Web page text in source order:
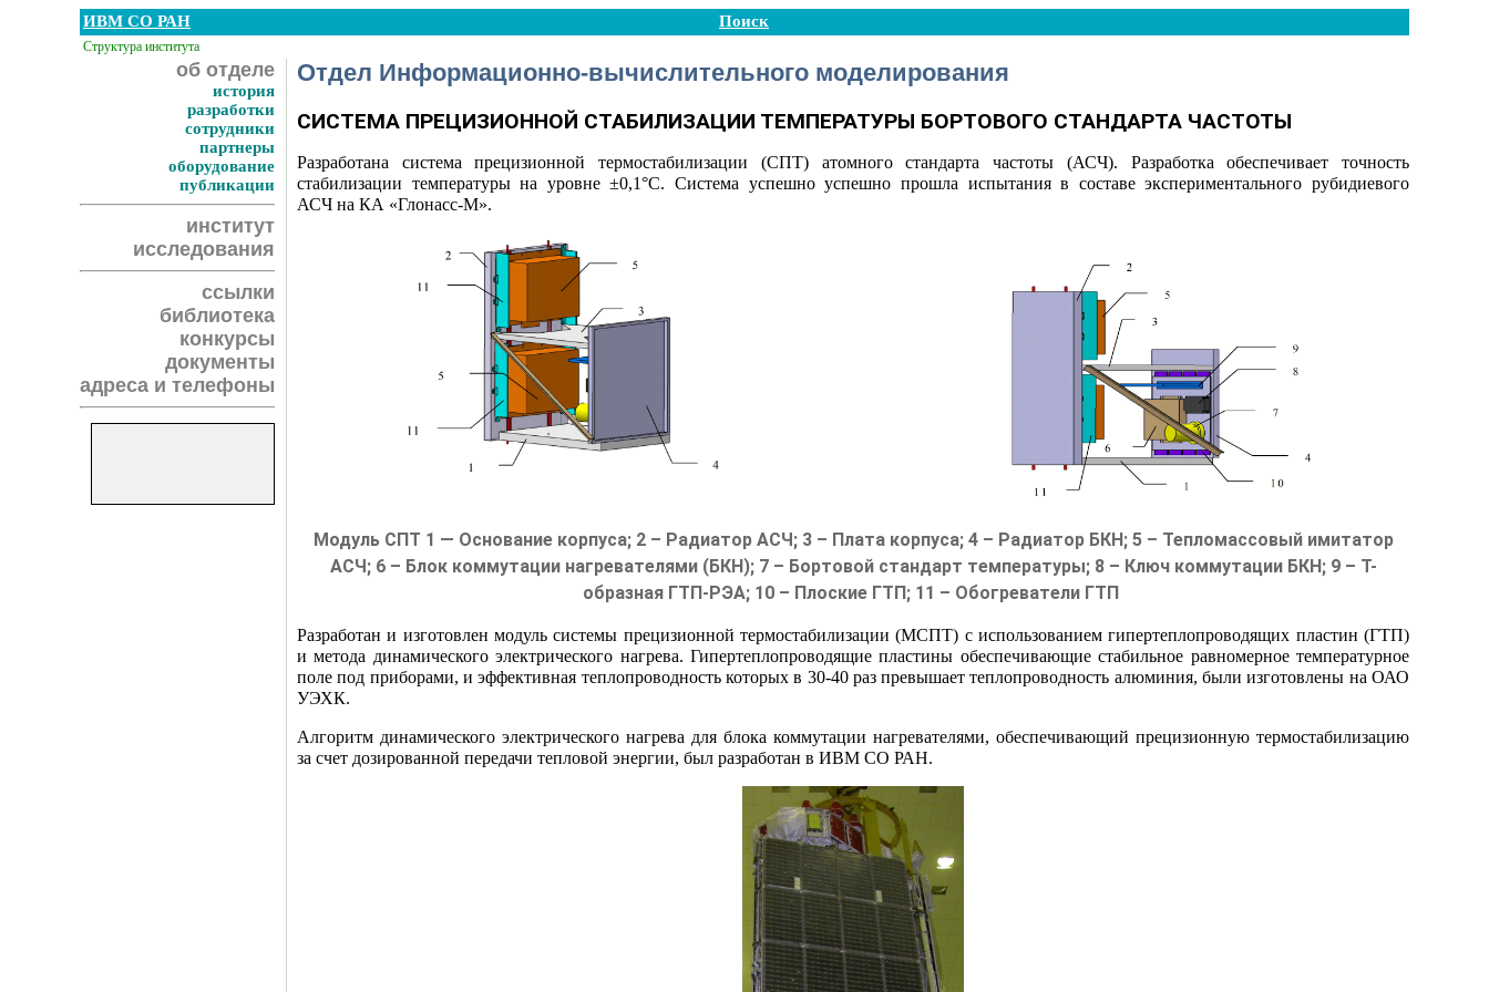
ИВМ СО РАН Поиск
Структура института
об отделе
история
разработки
сотрудники
партнеры
оборудование
публикации
институт
исследования
ссылки
библиотека
конкурсы
документы
адреса и телефоны
Отдел Информационно-вычислительного моделирования
СИСТЕМА ПРЕЦИЗИОННОЙ СТАБИЛИЗАЦИИ ТЕМПЕРАТУРЫ БОРТОВОГО СТАНДАРТА ЧАСТОТЫ
Разработана система прецизионной термостабилизации (СПТ) атомного стандарта частоты (АСЧ). Разработка обеспечивает точность
стабилизации температуры на уровне ±0,1°C. Система успешно успешно прошла испытания в составе экспериментального рубидиевого
АСЧ на КА «Глонасс-М».
Модуль СПТ 1 — Основание корпуса; 2 – Радиатор АСЧ; 3 – Плата корпуса; 4 – Радиатор БКН; 5 – Тепломассовый имитатор
АСЧ; 6 – Блок коммутации нагревателями (БКН); 7 – Бортовой стандарт температуры; 8 – Ключ коммутации БКН; 9 – Т-
образная ГТП-РЭА; 10 – Плоские ГТП; 11 – Обогреватели ГТП
Разработан и изготовлен модуль системы прецизионной термостабилизации (МСПТ) с использованием гипертеплопроводящих пластин (ГТП)
и метода динамического электрического нагрева. Гипертеплопроводящие пластины обеспечивающие стабильное равномерное температурное
поле под приборами, и эффективная теплопроводность которых в 30-40 раз превышает теплопроводность алюминия, были изготовлены на ОАО
УЭХК.
Алгоритм динамического электрического нагрева для блока коммутации нагревателями, обеспечивающий прецизионную термостабилизацию
за счет дозированной передачи тепловой энергии, был разработан в ИВМ СО РАН.